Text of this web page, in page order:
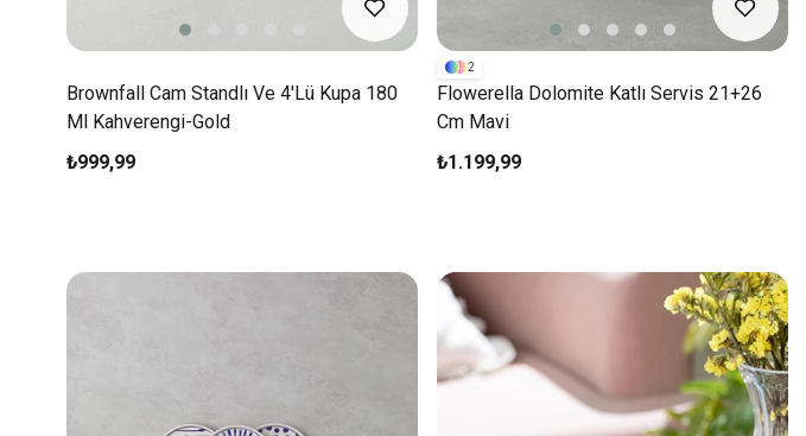
Brownfall Cam Standlı Ve 4'lü Kupa 180
Ml Kahverengi-Gold
₺999,99
Flowerella Dolomite Katlı Servis 21+26
Cm Mavi
₺1.199,99
2